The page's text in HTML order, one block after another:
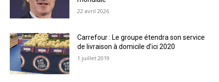
22 avril 2026
Carrefour : Le groupe étendra son service
de livraison à domicile d’ici 2020
1 juillet 2019